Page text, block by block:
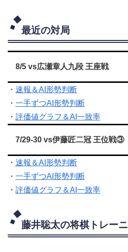
最近の対局
8/5 vs広瀬章人九段 王座戦
・ 速報＆AI形勢判断
・ 一手ずつAI形勢判断
・ 評価値グラフ＆AI一致率
7/29-30 vs伊藤匠二冠 王位戦③
・ 速報＆AI形勢判断
・ 一手ずつAI形勢判断
・ 評価値グラフ＆AI一致率
藤井聡太の将棋トレー